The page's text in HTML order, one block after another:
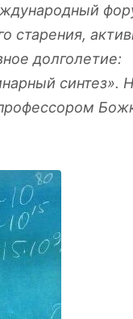
старения,
долголетие:
синтез».